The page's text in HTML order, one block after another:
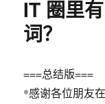
IT 圈里
词？
===总结版===
*感谢各位朋友